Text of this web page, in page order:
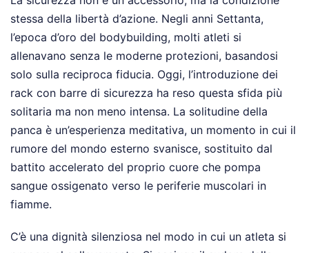
stessa della libertà d’azione. Negli anni Settanta,
l’epoca d’oro del bodybuilding, molti atleti si
allenavano senza le moderne protezioni, basandosi
solo sulla reciproca fiducia. Oggi, l’introduzione dei
rack con barre di sicurezza ha reso questa sfida più
solitaria ma non meno intensa. La solitudine della
panca è un’esperienza meditativa, un momento in cui il
rumore del mondo esterno svanisce, sostituito dal
battito accelerato del proprio cuore che pompa
sangue ossigenato verso le periferie muscolari in
fiamme.
C’è una dignità silenziosa nel modo in cui un atleta si